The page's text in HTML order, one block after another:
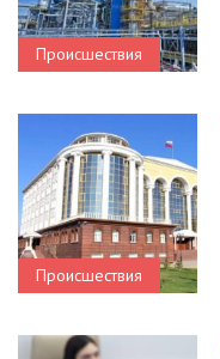
Происшествия
Происшествия